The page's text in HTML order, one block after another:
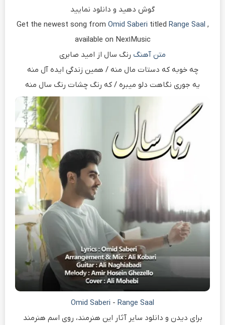
گوش دهید و دانلود نمایید
Get the newest song from Omid Saberi titled Range Saal ,
available on Nex1Music
متن آهنگ رنگ سال از امید صابری
چه خوبه که دستات مال منه / همین زندگی ایده آل منه
یه جوری نگاهت دلو میبره / که رنگ چشات رنگ سال منه
Omid Saberi - Range Saal
برای دیدن و دانلود سایر آثار این هنرمند، روی اسم هنرمند